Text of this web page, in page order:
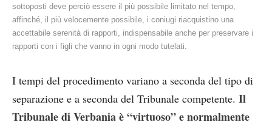
sottoposti deve perciò essere il più possibile limitato nel tempo,
affinché, il più velocemente possibile, i coniugi riacquistino una
accettabile serenità di rapporti, indispensabile anche per preservare i
rapporti con i figli che vanno in ogni modo tutelati.
I tempi del procedimento variano a seconda del tipo di
separazione e a seconda del Tribunale competente. Il
Tribunale di Verbania è “virtuoso” e normalmente